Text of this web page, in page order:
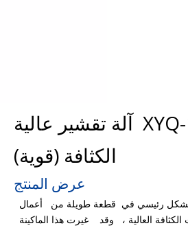
XYQ-1650C آلة تقشير عالية
الكثافة (قوية)
عرض المنتج
بشكل رئيسي في قطعة طويلة من أعمال
الكثافة العالية ، وقد غيرت هذا الماكينة